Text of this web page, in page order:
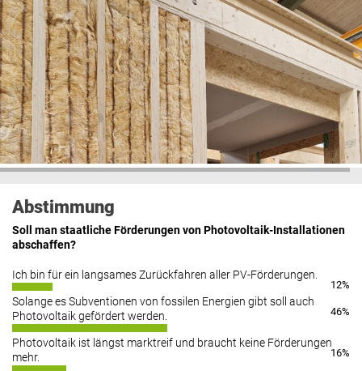
Abstimmung
Soll man staatliche Förderungen von Photovoltaik-Installationen
abschaffen?
Ich bin für ein langsames Zurückfahren aller PV-Förderungen.
12%
Solange es Subventionen von fossilen Energien gibt soll auch
Photovoltaik gefördert werden.
46%
Photovoltaik ist längst marktreif und braucht keine Förderungen
mehr.
16%